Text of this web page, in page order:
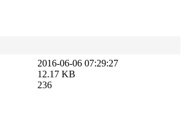
2016-06-06 07:29:27
12.17 KB
236